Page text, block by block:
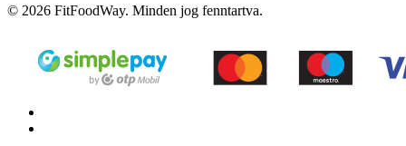
© 2026 FitFoodWay. Minden jog fenntartva.